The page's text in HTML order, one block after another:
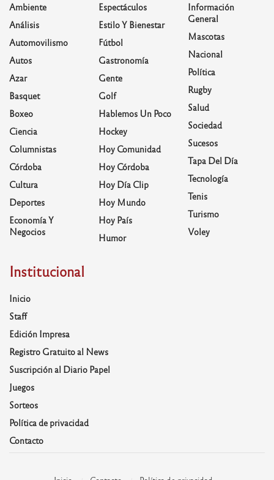
Ambiente
Análisis
Automovilismo
Autos
Azar
Basquet
Boxeo
Ciencia
Columnistas
Córdoba
Cultura
Deportes
Economía Y
Negocios
Espectáculos
Estilo Y Bienestar
Fútbol
Gastronomía
Gente
Golf
Hablemos Un Poco
Hockey
Hoy Comunidad
Hoy Córdoba
Hoy Día Clip
Hoy Mundo
Hoy País
Humor
Información
General
Mascotas
Nacional
Política
Rugby
Salud
Sociedad
Sucesos
Tapa Del Día
Tecnología
Tenis
Turismo
Voley
Institucional
Inicio
Staff
Edición Impresa
Registro Gratuito al News
Suscripción al Diario Papel
Juegos
Sorteos
Política de privacidad
Contacto